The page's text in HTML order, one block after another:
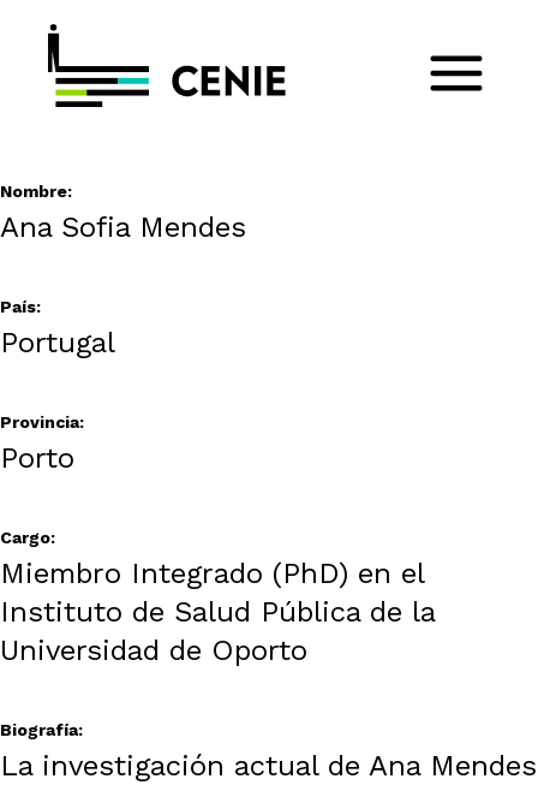
Nombre:
Ana Sofia Mendes
País:
Portugal
Provincia:
Porto
Cargo:
Miembro Integrado (PhD) en el
Instituto de Salud Pública de la
Universidad de Oporto
Biografía:
La investigación actual de Ana Mendes